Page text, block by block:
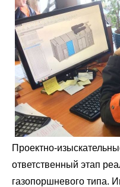
Проектно-
ответственный этап
газопоршневого типа.